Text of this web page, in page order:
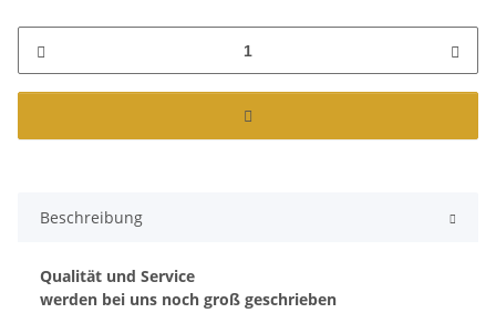
Beschreibung
Qualität und Service
werden bei uns noch groß geschrieben